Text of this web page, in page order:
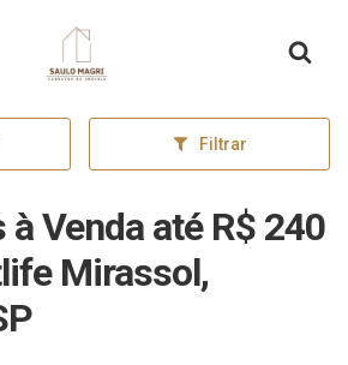
Página inicial
Filtrar
Venda até R$ 240
Mirassol,